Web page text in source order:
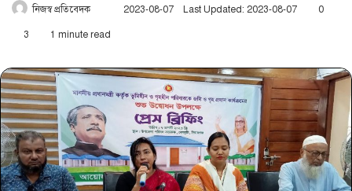
নিজস্ব প্রতিবেদক
Send2023-08-07 Last Updated: 2023-08-07 0
3 1 minute read